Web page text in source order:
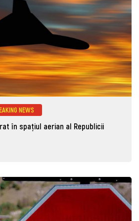
NEWS
în spațiul aerian al Republicii